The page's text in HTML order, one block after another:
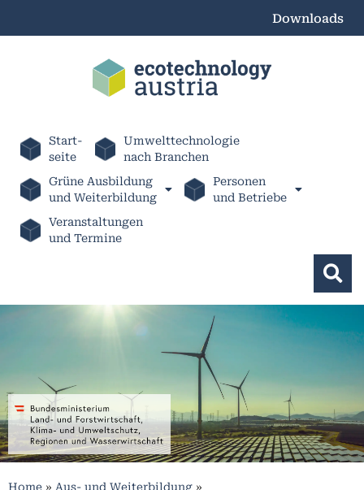
Downloads
Start-
seite
Umwelttechnologie
nach Branchen
Grüne Ausbildung
und Weiterbildung
Personen
und Betriebe
Veranstaltungen
und Termine
Home » Aus- und Weiterbildung »